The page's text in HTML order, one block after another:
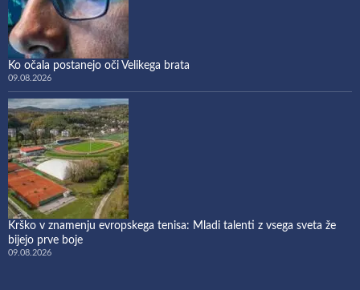
Ko očala postanejo oči Velikega brata
09.08.2026
Krško v znamenju evropskega tenisa: Mladi talenti z vsega sveta že
bijejo prve boje
09.08.2026